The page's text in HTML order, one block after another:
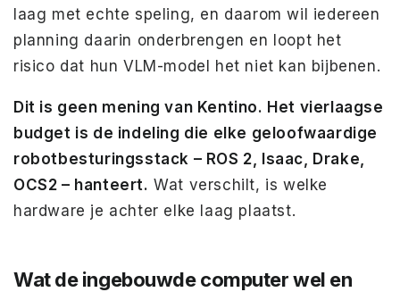
laag met echte speling, en daarom wil iedereen
planning daarin onderbrengen en loopt het
risico dat hun VLM-model het niet kan bijbenen.
Dit is geen mening van Kentino. Het vierlaagse
budget is de indeling die elke geloofwaardige
robotbesturingsstack – ROS 2, Isaac, Drake,
OCS2 – hanteert. Wat verschilt, is welke
hardware je achter elke laag plaatst.
Wat de ingebouwde computer wel en